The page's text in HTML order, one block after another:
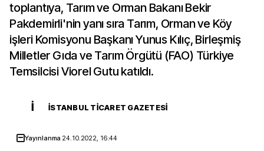
toplantıya, Tarım ve Orman Bakanı Bekir
Pakdemirli'nin yanı sıra Tarım, Orman ve Köy
işleri Komisyonu Başkanı Yunus Kılıç, Birleşmiş
Milletler Gıda ve Tarım Örgütü (FAO) Türkiye
Temsilcisi Viorel Gutu katıldı.
İ İSTANBUL TICARET GAZETESI
Yayınlanma 24.10.2022, 16:44